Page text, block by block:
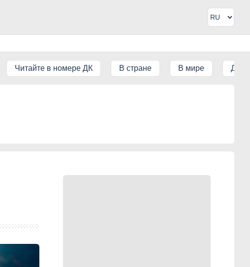
Читайте в номере ДК В стране В мире ДК IT